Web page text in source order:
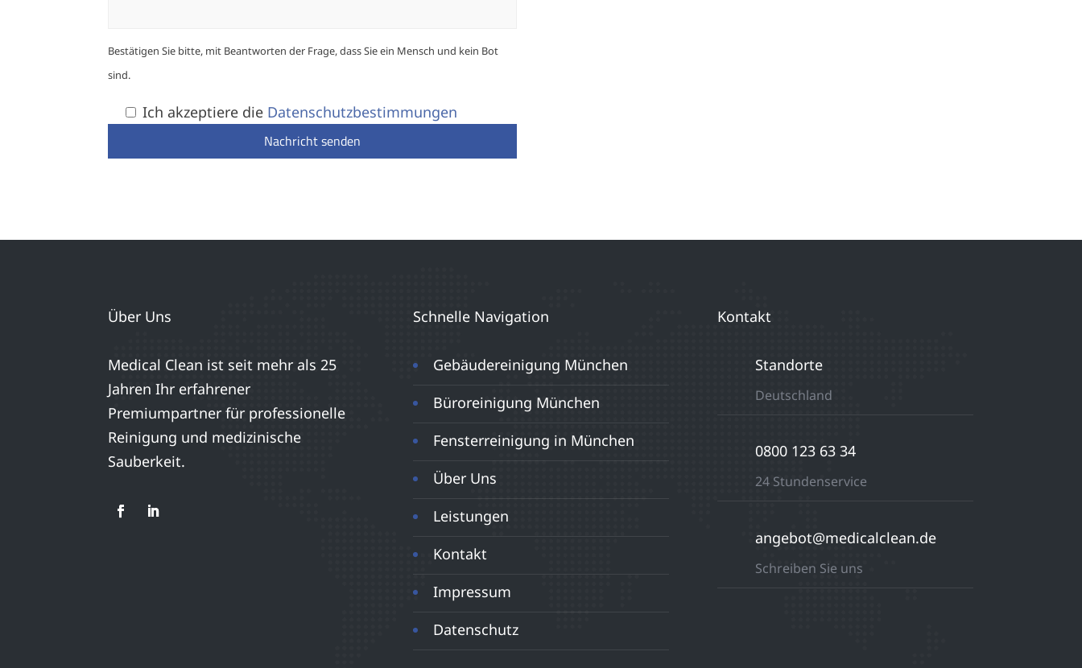
Bestätigen Sie bitte, mit Beantworten der Frage, dass Sie ein Mensch und kein Bot
sind.
Ich akzeptiere die Datenschutzbestimmungen
Nachricht senden
Über Uns
Medical Clean ist seit mehr als 25
Jahren Ihr erfahrener
Premiumpartner für professionelle
Reinigung und medizinische
Sauberkeit.
Schnelle Navigation
Gebäudereinigung München
Büroreinigung München
Fensterreinigung in München
Über Uns
Leistungen
Kontakt
Impressum
Datenschutz
Kontakt
Standorte
Deutschland
0800 123 63 34
24 Stundenservice
angebot@medicalclean.de
Schreiben Sie uns